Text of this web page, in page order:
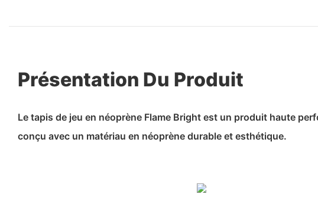
Présentation Du Produit
Le tapis de jeu en néoprène Flame Bright est un produit haute
conçu avec un matériau en néoprène durable et esthétique.